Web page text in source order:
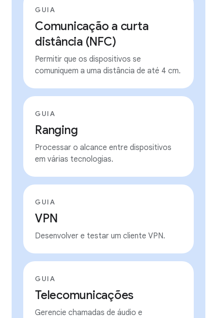
GUIA
Comunicação a curta
distância (NFC)
Permitir que os dispositivos se
comuniquem a uma distância de até 4 cm.
GUIA
Ranging
Processar o alcance entre dispositivos
em várias tecnologias.
GUIA
VPN
Desenvolver e testar um cliente VPN.
GUIA
Telecomunicações
Gerencie chamadas de áudio e